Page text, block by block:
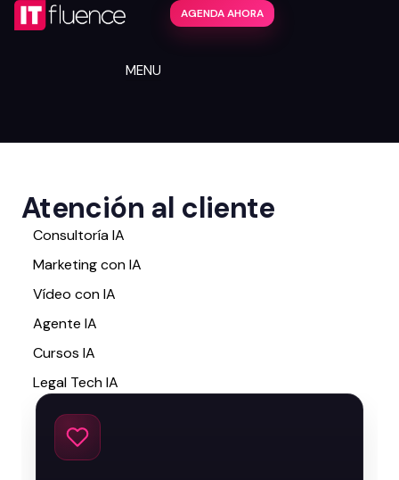
MENU
AGENDA AHORA
Atención al cliente
Consultoría IA
Marketing con IA
Vídeo con IA
Agente IA
Cursos IA
Legal Tech IA